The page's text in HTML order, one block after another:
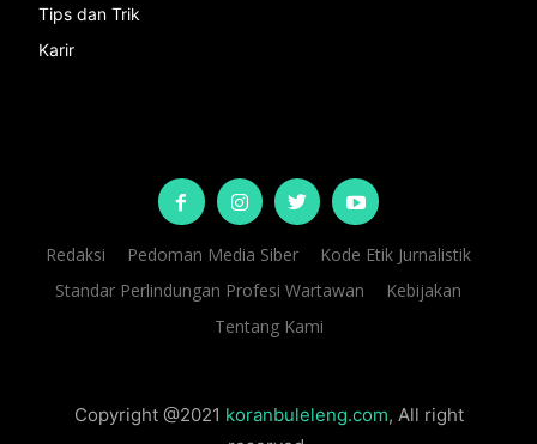
Tips dan Trik
Karir
Redaksi Pedoman Media Siber
Kode Etik Jurnalistik
Standar Perlindungan Profesi Wartawan
Kebijakan
Tentang Kami
Copyright @2021 koranbuleleng.com, All right